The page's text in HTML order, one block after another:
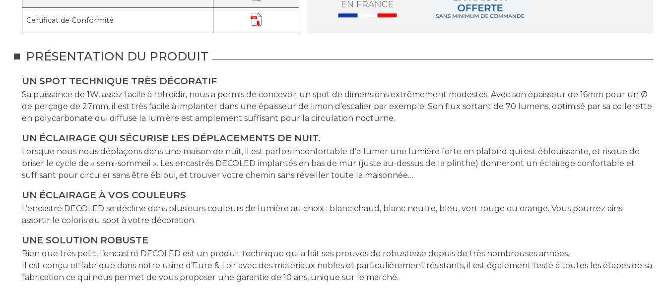
Certificat de Conformité
PRÉSENTATION DU PRODUIT
UN SPOT TECHNIQUE TRÈS DÉCORATIF
Sa puissance de 1W, assez facile à refroidir, nous a permis de concevoir un spot de dimensions extrêmement modestes. Avec son épaisseur de 16mm pour un Ø
de perçage de 27mm, il est très facile à implanter dans une épaisseur de limon d’escalier par exemple. Son flux sortant de 70 lumens, optimisé par sa collerette
en polycarbonate qui diffuse la lumière est amplement suffisant pour la circulation nocturne.
UN ÉCLAIRAGE QUI SÉCURISE LES DÉPLACEMENTS DE NUIT.
Lorsque nous nous déplaçons dans une maison de nuit, il est parfois inconfortable d’allumer une lumière forte en plafond qui est éblouissante, et risque de
briser le cycle de « semi-sommeil ». Les encastrés DECOLED implantés en bas de mur (juste au-dessus de la plinthe) donneront un éclairage confortable et
suffisant pour circuler sans être ébloui, et trouver votre chemin sans réveiller toute la maisonnée…
UN ÉCLAIRAGE À VOS COULEURS
L’encastré DECOLED se décline dans plusieurs couleurs de lumière au choix : blanc chaud, blanc neutre, bleu, vert rouge ou orange. Vous pourrez ainsi
assortir le coloris du spot à votre décoration.
UNE SOLUTION ROBUSTE
Bien que très petit, l’encastré DECOLED est un produit technique qui a fait ses preuves de robustesse depuis de très nombreuses années.
Il est conçu et fabriqué dans notre usine d’Eure & Loir avec des matériaux nobles et particulièrement résistants, il est également testé à toutes les étapes de sa
fabrication ce qui nous permet de vous proposer une garantie de 10 ans, unique sur le marché.